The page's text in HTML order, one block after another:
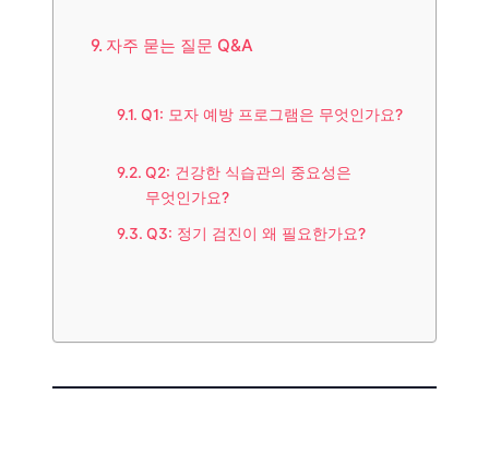
자주 묻는 질문 Q&A
Q1: 모자 예방 프로그램은 무엇인가요?
Q2: 건강한 식습관의 중요성은
무엇인가요?
Q3: 정기 검진이 왜 필요한가요?